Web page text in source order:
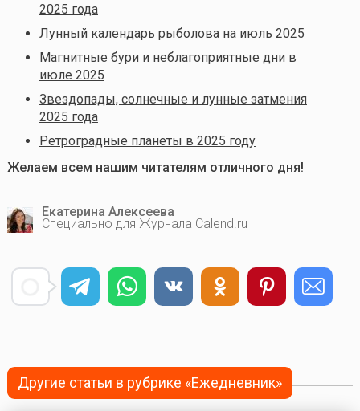
2025 года
Лунный календарь рыболова на июль 2025
Магнитные бури и неблагоприятные дни в
июле 2025
Звездопады, солнечные и лунные затмения
2025 года
Ретроградные планеты в 2025 году
Желаем всем нашим читателям отличного дня!
Екатерина Алексеева
Специально для Журнала Calend.ru
Другие статьи в рубрике «Ежедневник»